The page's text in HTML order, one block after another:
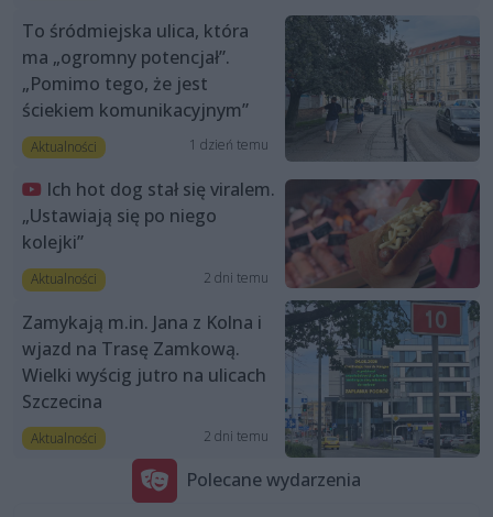
To śródmiejska ulica, która
ma „ogromny potencjał”.
„Pomimo tego, że jest
ściekiem komunikacyjnym”
Aktualności 1 dzień temu
Ich hot dog stał się viralem.
„Ustawiają się po niego
kolejki”
Aktualności 2 dni temu
Zamykają m.in. Jana z Kolna i
wjazd na Trasę Zamkową.
Wielki wyścig jutro na ulicach
Szczecina
Aktualności 2 dni temu
Polecane wydarzenia